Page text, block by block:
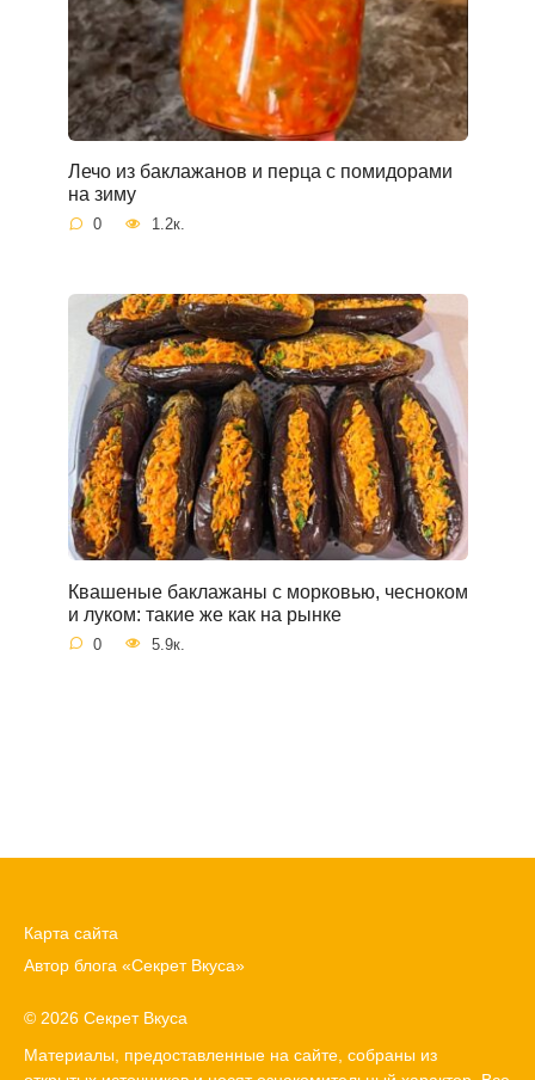
Лечо из баклажанов и перца с помидорами
на зиму
0 1.2к.
Квашеные баклажаны с морковью, чесноком
и луком: такие же как на рынке
0 5.9к.
Карта сайта
Автор блога «Секрет Вкуса»
© 2026 Секрет Вкуса
Материалы, предоставленные на сайте, собраны из